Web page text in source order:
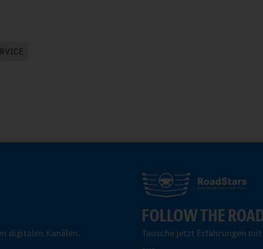
digitalen Kanälen.
FOLLOW THE
Tausche jetzt Erfahrungen